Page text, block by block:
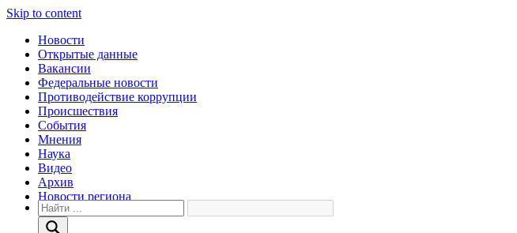
Skip to content
Новости
Открытые данные
Вакансии
Федеральные новости
Противодействие коррупции
Происшествия
События
Мнения
Наука
Видео
Архив
Новости региона